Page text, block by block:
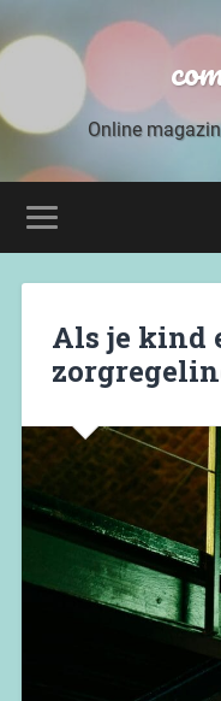
Online
Als je kind